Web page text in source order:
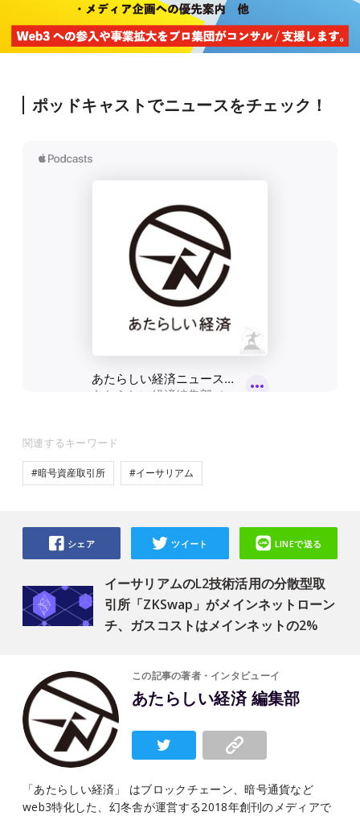
ポッドキャストでニュースをチェック！
関連するキーワード
#暗号資産取引所 #イーサリアム
イーサリアムのL2技術活用の分散型取
引所「ZKSwap」がメインネットローン
チ、ガスコストはメインネットの2%
シェア ツイート LINEで送る
この記事の著者・インタビューイ
あたらしい経済 編集部
「あたらしい経済」 はブロックチェーン、暗号通貨など
web3特化した、幻冬舎が運営する2018年創刊のメディアで